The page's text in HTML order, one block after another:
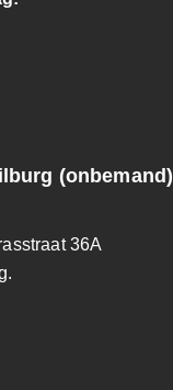
(onbemand)
36A